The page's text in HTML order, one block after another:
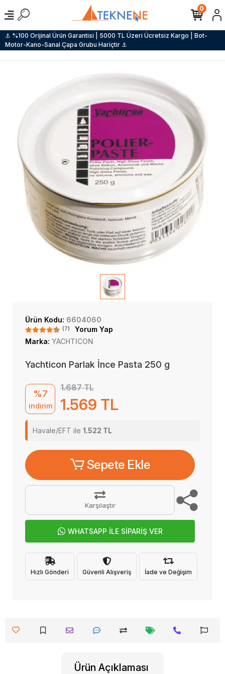
⚓ %100 Orijinal Ürün Garantisi | 5000 TL Üzeri Ücretsiz Kargo | Bot-
Motor-Kano-Sanal Çapa Grubu Hariçtir ⚓
0
Ürün Kodu: 6604060
(7)
Yorum Yap
Marka: YACHTICON
Yachticon Parlak İnce Pasta 250 g
%7
indirim
1.687 TL
1.569 TL
Havale/EFT ile 1.522 TL
Sepete Ekle
Karşılaştır
WHATSAPP İLE SİPARİŞ VER
Hızlı Gönderi Güvenli Alışveriş İade ve Değişim
Ürün Açıklaması